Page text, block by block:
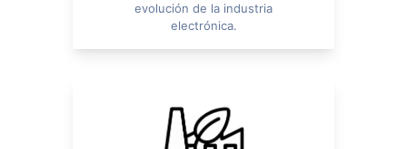
evolución de la industria
electrónica.